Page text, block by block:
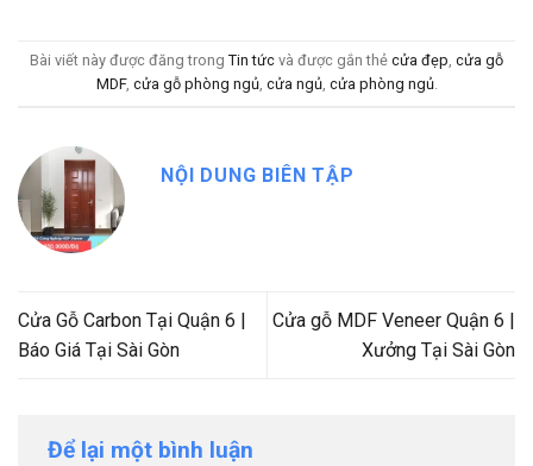
Bài viết này được đăng trong Tin tức và được gắn thẻ cửa đẹp, cửa gỗ
MDF, cửa gỗ phòng ngủ, cửa ngủ, cửa phòng ngủ.
NỘI DUNG BIÊN TẬP
Cửa Gỗ Carbon Tại Quận 6 |
Báo Giá Tại Sài Gòn
Cửa gỗ MDF Veneer Quận 6 |
Xưởng Tại Sài Gòn
Để lại một bình luận